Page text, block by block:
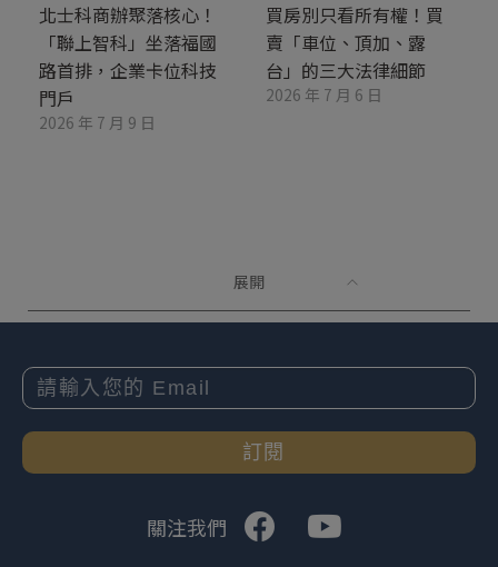
北士科商辦聚落核心！
「聯上智科」坐落福國
路首排，企業卡位科技
門戶
2026 年 7 月 9 日
買房別只看所有權！買
賣「車位、頂加、露
台」的三大法律細節
2026 年 7 月 6 日
展開
關注我們
訂閱